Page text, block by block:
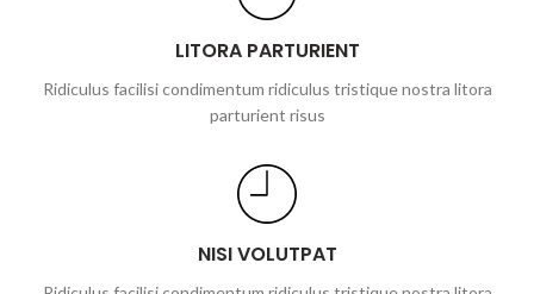
LITORA PARTURIENT
Ridiculus facilisi condimentum ridiculus tristique nostra litora
parturient risus
NISI VOLUTPAT